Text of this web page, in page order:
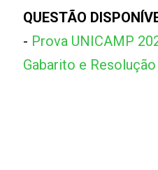
QUESTÃO
- Prova UNICAMP
Gabarito e Resolução